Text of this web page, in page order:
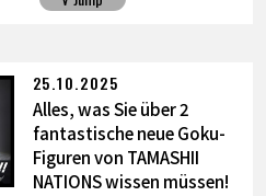
25.10.2025
Alles, was Sie über 2
fantastische neue Goku-
Figuren von TAMASHII
NATIONS wissen müssen!